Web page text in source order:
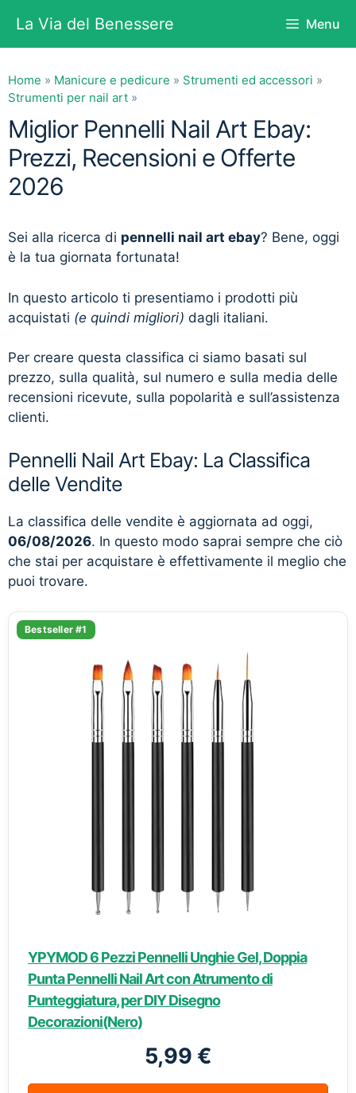
contenuto
La Via del Benessere Menu
Home » Manicure e pedicure » Strumenti ed accessori »
Strumenti per nail art »
Miglior Pennelli Nail Art Ebay:
Prezzi, Recensioni e Offerte
2026
Sei alla ricerca di pennelli nail art ebay? Bene, oggi
è la tua giornata fortunata!
In questo articolo ti presentiamo i prodotti più
acquistati (e quindi migliori) dagli italiani.
Per creare questa classifica ci siamo basati sul
prezzo, sulla qualità, sul numero e sulla media delle
recensioni ricevute, sulla popolarità e sull’assistenza
clienti.
Pennelli Nail Art Ebay: La Classifica
delle Vendite
La classifica delle vendite è aggiornata ad oggi,
06/08/2026. In questo modo saprai sempre che ciò
che stai per acquistare è effettivamente il meglio che
puoi trovare.
Bestseller #1
YPYMOD 6 Pezzi Pennelli Unghie Gel, Doppia
Punta Pennelli Nail Art con Atrumento di
Punteggiatura, per DIY Disegno
Decorazioni(Nero)
5,99 €